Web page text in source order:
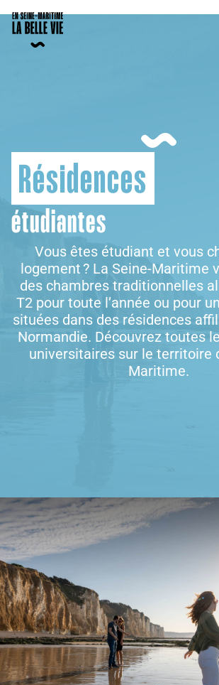
Résidences
étudiantes
Vous êtes étudiant et vous
logement ? La Seine-Maritime
des chambres traditionnelles
T2 pour toute l’année ou pour
situées dans des résidences
Normandie. Découvrez toutes
universitaires sur le territoire
Maritime.